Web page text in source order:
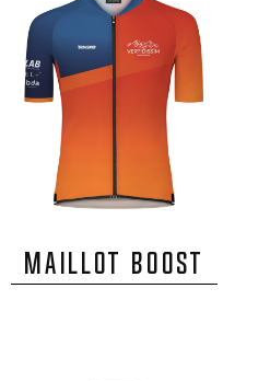
MAILLOT BOOST